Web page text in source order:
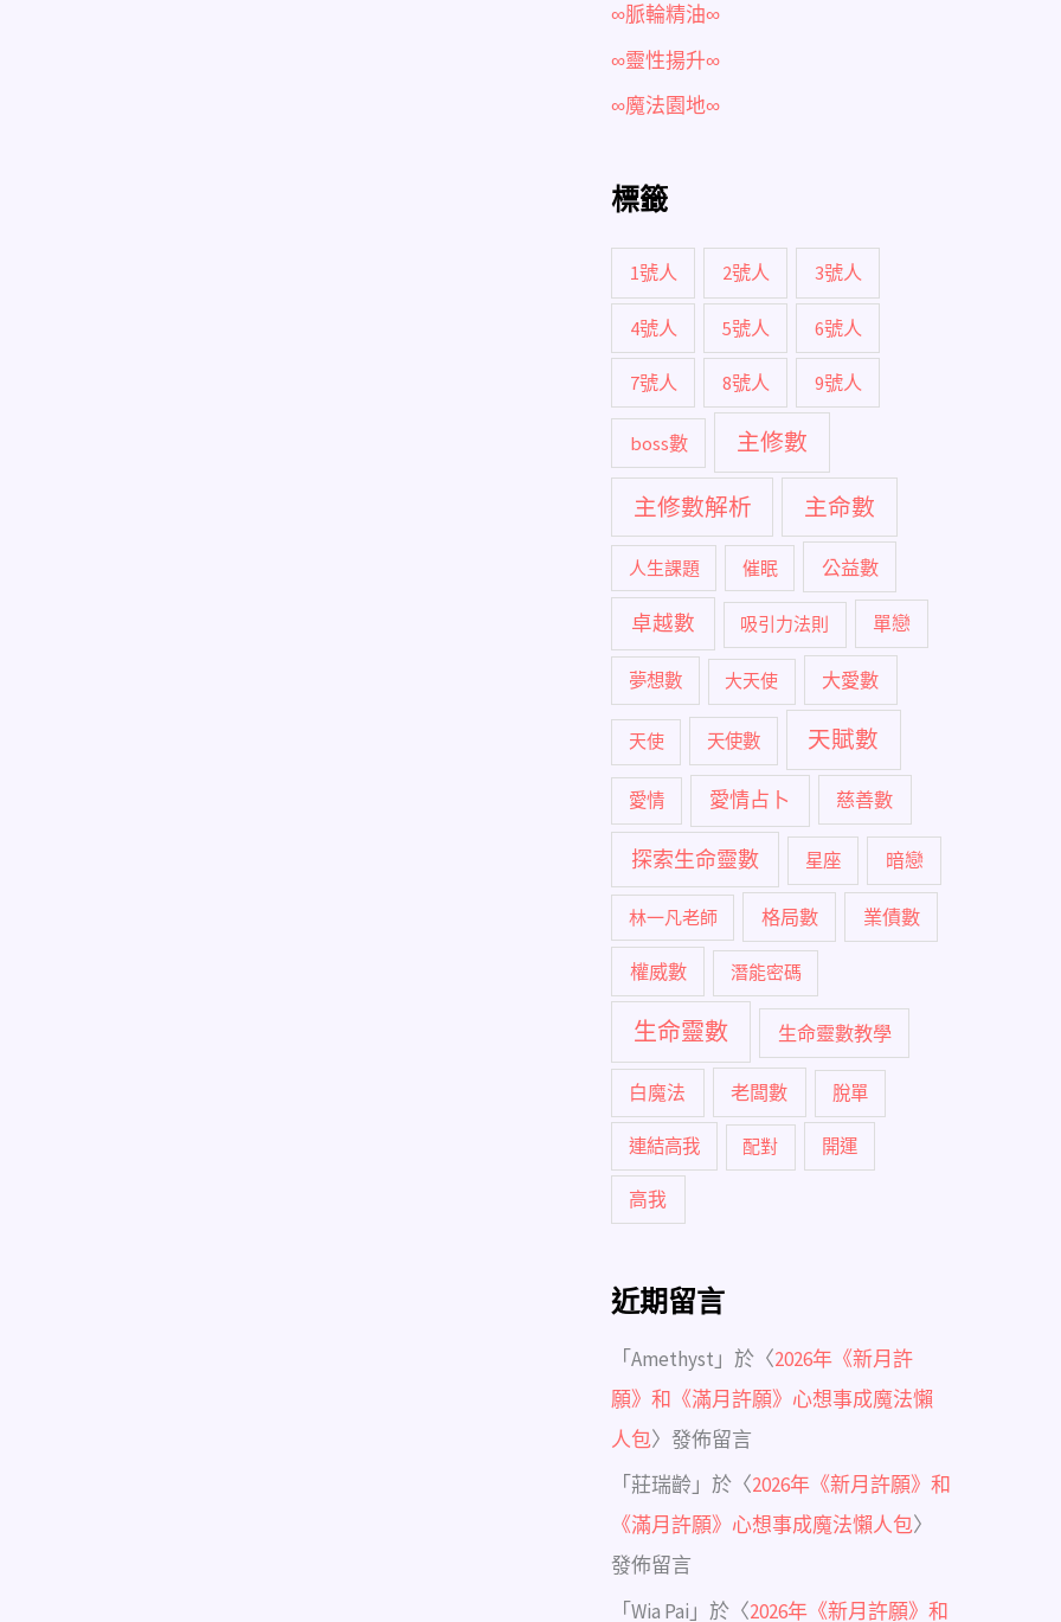
∞脈輪精油∞
∞靈性揚升∞
∞魔法園地∞
標籤
1號人 2號人 3號人
4號人 5號人 6號人
7號人 8號人 9號人
boss數 主修數
主修數解析 主命數
人生課題 催眠 公益數
卓越數 吸引力法則 單戀
夢想數 大天使 大愛數
天使 天使數 天賦數
愛情 愛情占卜 慈善數
探索生命靈數 星座 暗戀
林一凡老師 格局數 業債數
權威數 潛能密碼
生命靈數 生命靈數教學
白魔法 老闆數 脫單
連結高我 配對 開運
高我
近期留言
「Amethyst 」於〈2026年《新月許
願》和《滿月許願》心想事成魔法懶
人包〉發佈留言
「莊瑞齡 」於〈2026年《新月許願》和
《滿月許願》心想事成魔法懶人包〉
發佈留言
「Wia Pai 」於〈2026年《新月許願》和